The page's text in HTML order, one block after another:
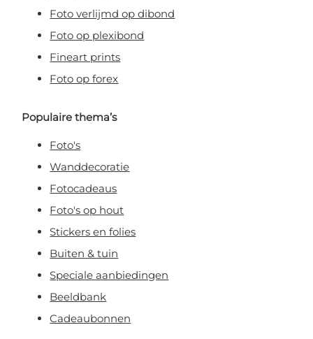
Foto verlijmd op dibond
Foto op plexibond
Fineart prints
Foto op forex
Populaire thema’s
Foto's
Wanddecoratie
Fotocadeaus
Foto's op hout
Stickers en folies
Buiten & tuin
Speciale aanbiedingen
Beeldbank
Cadeaubonnen